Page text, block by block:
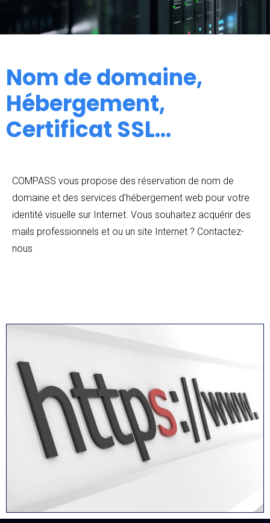
Nom de domaine,
Hébergement,
Certificat SSL...
COMPASS vous propose des réservation de nom de
domaine et des services d’hébergement web pour votre
identité visuelle sur Internet. Vous souhaitez acquérir des
mails professionnels et ou un site Internet ? Contactez-
nous